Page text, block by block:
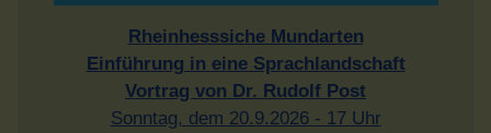
Rheinhesssiche Mundarten
Einführung in eine Sprachlandschaft
Vortrag von Dr. Rudolf Post
Sonntag, dem 20.9.2026 - 17 Uhr